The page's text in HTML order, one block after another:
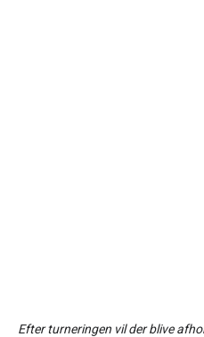
Efter turneringen vil der blive